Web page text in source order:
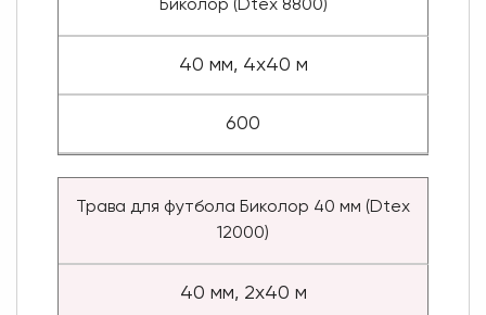
Биколор (Dtex 8800)
40 мм, 4x40 м
600
Трава для футбола Биколор 40 мм (Dtex
12000)
40 мм, 2x40 м